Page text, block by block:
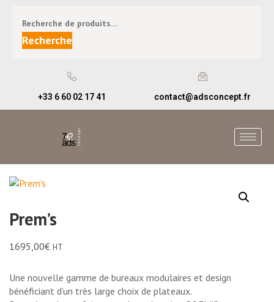
Recherche
+33 6 60 02 17 41 contact@adsconcept.fr
Prem’s
1695,00€ HT
Une nouvelle gamme de bureaux modulaires et design
bénéficiant d’un très large choix de plateaux.